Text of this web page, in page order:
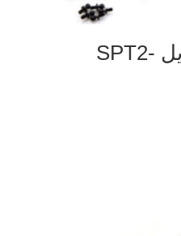
طقم ألمنيوم تحويل SPT2-